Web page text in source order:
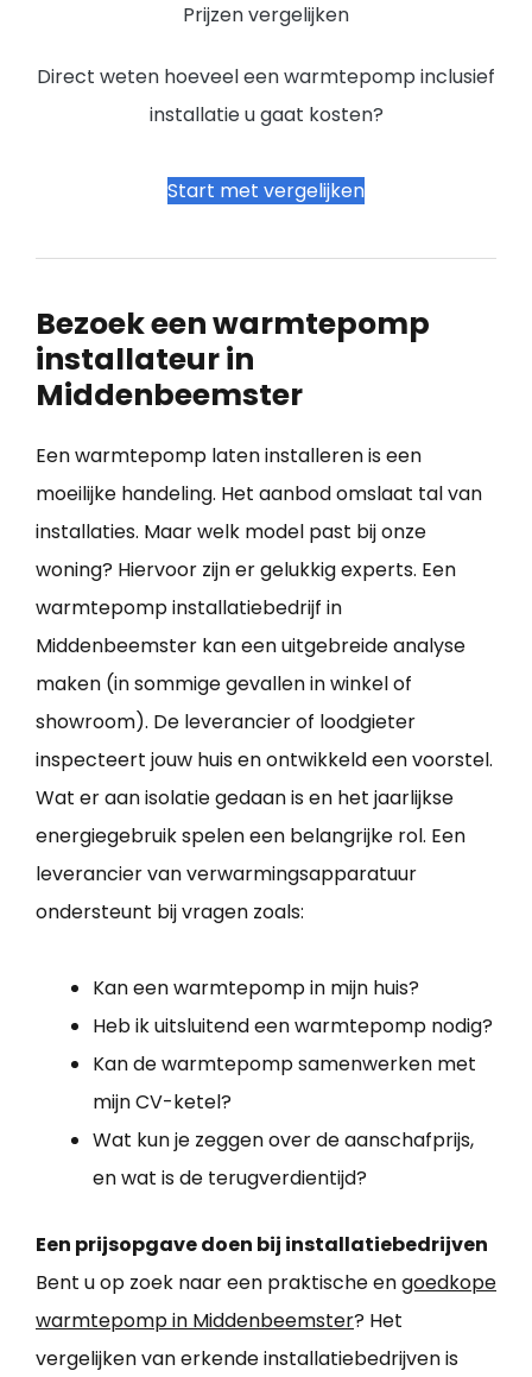
Prijzen vergelijken
Direct weten hoeveel een warmtepomp inclusief
installatie u gaat kosten?
Start met vergelijken
Bezoek een warmtepomp
installateur in
Middenbeemster
Een warmtepomp laten installeren is een
moeilijke handeling. Het aanbod omslaat tal van
installaties. Maar welk model past bij onze
woning? Hiervoor zijn er gelukkig experts. Een
warmtepomp installatiebedrijf in
Middenbeemster kan een uitgebreide analyse
maken (in sommige gevallen in winkel of
showroom). De leverancier of loodgieter
inspecteert jouw huis en ontwikkeld een voorstel.
Wat er aan isolatie gedaan is en het jaarlijkse
energiegebruik spelen een belangrijke rol. Een
leverancier van verwarmingsapparatuur
ondersteunt bij vragen zoals:
Kan een warmtepomp in mijn huis?
Heb ik uitsluitend een warmtepomp nodig?
Kan de warmtepomp samenwerken met
mijn CV-ketel?
Wat kun je zeggen over de aanschafprijs,
en wat is de terugverdientijd?
Een prijsopgave doen bij installatiebedrijven
Bent u op zoek naar een praktische engoedkope
warmtepomp in Middenbeemster? Het
vergelijken van erkende installatiebedrijven is